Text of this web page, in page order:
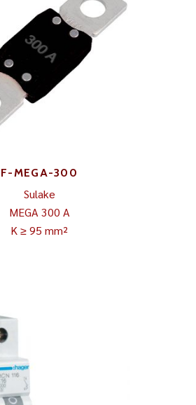
F-MEGA-300
Sulake
MEGA 300 A
K ≥ 95 mm²